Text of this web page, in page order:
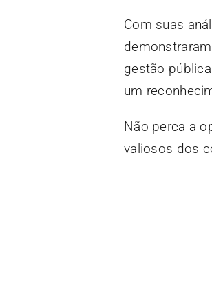
Com suas
gestão
um
Não perca a
valiosos dos